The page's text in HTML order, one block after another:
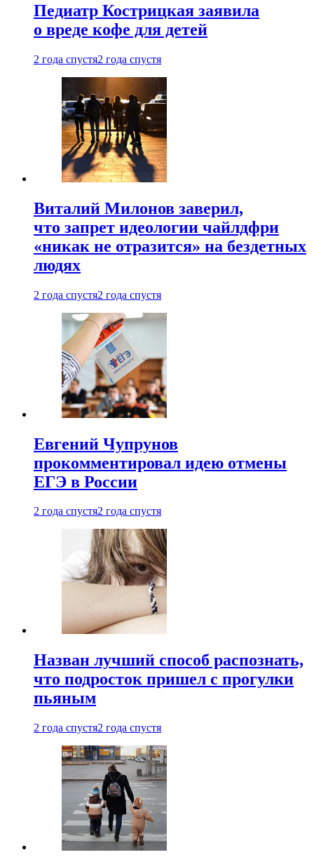
Педиатр Кострицкая заявила
о вреде кофе для детей
2 года спустя2 года спустя
Виталий Милонов заверил,
что запрет идеологии чайлдфри
«никак не отразится» на бездетных
людях
2 года спустя2 года спустя
Евгений Чупрунов
прокомментировал идею отмены
ЕГЭ в России
2 года спустя2 года спустя
Назван лучший способ распознать,
что подросток пришел с прогулки
пьяным
2 года спустя2 года спустя